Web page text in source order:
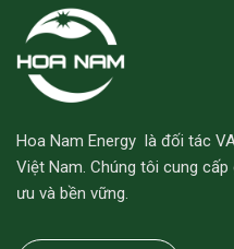
Hoa Nam Energy là đối tác
Việt Nam. Chúng tôi cung
ưu và bền vững.